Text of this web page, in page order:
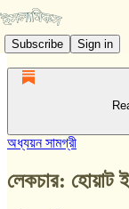
Subscribe Sign in
অধ্যয়ন সামগ্রী
লেকচার‍: হোয়াট